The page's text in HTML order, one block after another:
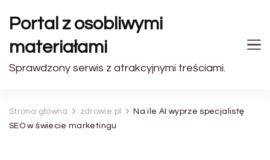
Portal z osobliwymi
materiałami
Sprawdzony serwis z atrakcyjnymi treściami.
Strona główna zdrowie.pl
Na ile AI wyprze specjalistę
SEO w świecie marketingu